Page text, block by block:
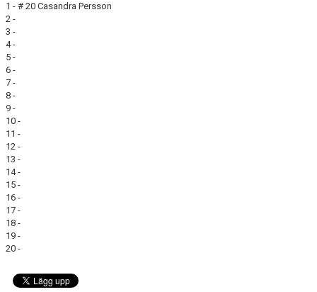
1 - # 20 Casandra Persson
2 -
3 -
4 -
5 -
6 -
7 -
8 -
9 -
10 -
11 -
12 -
13 -
14 -
15 -
16 -
17 -
18 -
19 -
20 -